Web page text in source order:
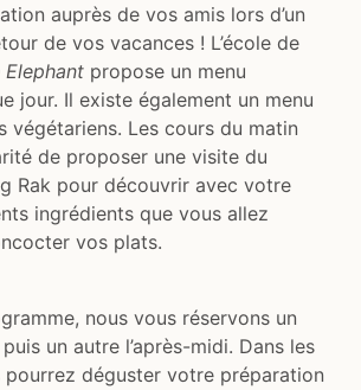
auprès de vos amis lors d’un
de vos vacances ! L’école de
Elephant propose un menu
jour. Il existe également un menu
végétariens. Les cours du matin
de proposer une visite du
Rak pour découvrir avec votre
ingrédients que vous allez
vos plats.
nous vous réservons un
un autre l’après-midi. Dans les
pourrez déguster votre préparation